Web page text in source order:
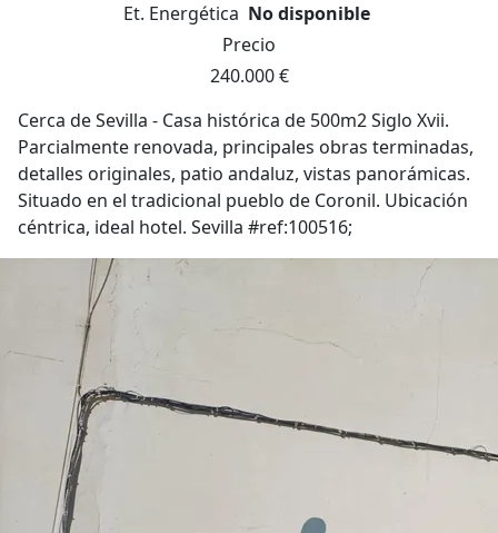
Et. Energética No disponible
Precio
240.000 €
Cerca de Sevilla - Casa histórica de 500m2 Siglo Xvii.
Parcialmente renovada, principales obras terminadas,
detalles originales, patio andaluz, vistas panorámicas.
Situado en el tradicional pueblo de Coronil. Ubicación
céntrica, ideal hotel. Sevilla #ref:100516;